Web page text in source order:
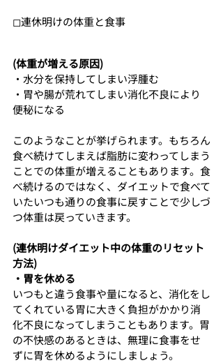
◻︎連休明けの体重と食事
(体重が増える原因)
・水分を保持してしまい浮腫む
・胃や腸が荒れてしまい消化不良により
便秘になる
このようなことが挙げられます。もちろん
食べ続けてしまえば脂肪に変わってしまう
ことでの体重が増えることもあります。食
べ続けるのではなく、ダイエットで食べて
いたいつも通りの食事に戻すことで少しづ
つ体重は戻っていきます。
(連休明けダイエット中の体重のリセット
方法)
・胃を休める
いつもと違う食事や量になると、消化をし
てくれている胃に大きく負担がかかり消
化不良になってしまうこともあります。胃
の不快感のあるときは、無理に食事をせ
ずに胃を休めるようにしましょう。